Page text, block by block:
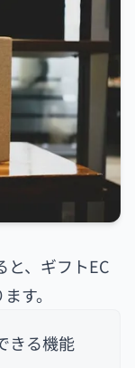
と、ギフトEC
す。
きる機能